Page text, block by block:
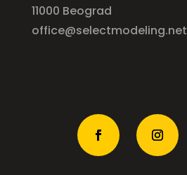
11000 Beograd
office@selectmodeling.net